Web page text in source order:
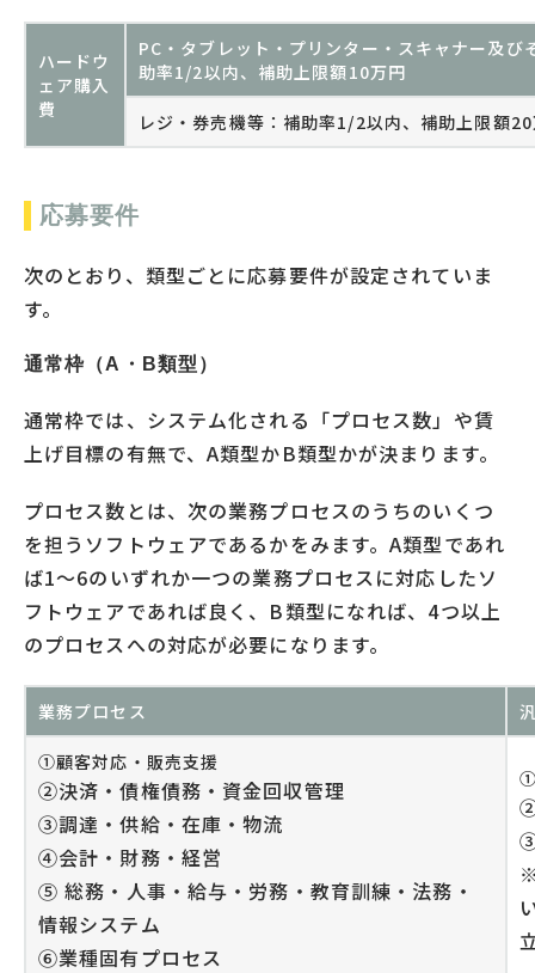
ハードウ
ェア購入
費
PC・タブレット・プリンター・スキャナー及び
助率1/2以内、補助上限額10万円
レジ・券売機等：補助率1/2以内、補助上限額
応募要件
次のとおり、類型ごとに応募要件が設定されていま
す。
通常枠（A・B類型）
通常枠では、システム化される「プロセス数」や賃
上げ目標の有無で、A類型かB類型かが決まります。
プロセス数とは、次の業務プロセスのうちのいくつ
を担うソフトウェアであるかをみます。A類型であれ
ば1～6のいずれか一つの業務プロセスに対応したソ
フトウェアであれば良く、B類型になれば、4つ以上
のプロセスへの対応が必要になります。
業務プロセス
①顧客対応・販売支援
②決済・債権債務・資金回収管理
③調達・供給・在庫・物流
④会計・財務・経営
⑤ 総務・人事・給与・労務・教育訓練・法務・
情報システム
⑥業種固有プロセス
①